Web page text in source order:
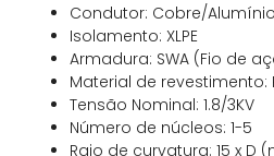
Condutor: Cobre/Alumínio
Isolamento: XLPE
Armadura: SWA (Fio de
Material de revestimento:
Tensão Nominal: 1.8/3KV
Número de núcleos: 1-5
Raio de curvatura: 15 x D